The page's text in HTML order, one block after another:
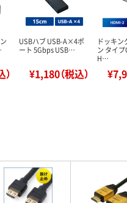
USBハブ USB-A×4ポ
ート 5Gbps USB…
¥1,180（税込）
ドッキ
ン タイ
H…